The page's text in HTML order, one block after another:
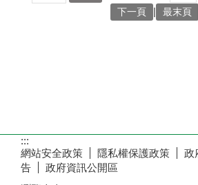
下一頁 | 最末頁
:::
網站安全政策
隱私權保護政策
政
告
政府資訊公開區